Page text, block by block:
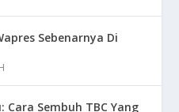
Sebenarnya Di
Cara Sembuh TBC Yang